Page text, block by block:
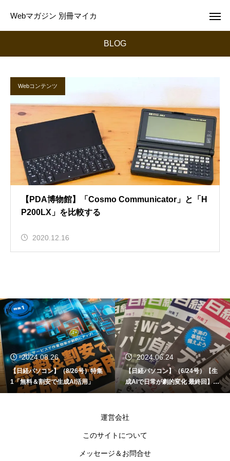
Webマガジン 別冊マイカ
BLOG
Webコンテンツ
【PDA博物館】「Cosmo Communicator」と「H
P200LX」を比較する
2020.12.16
2024.08.26
【日経パソコン】（8/26号）特集
1「無料＆割安で生成AI活用」
2024.06.24
【日経パソコン】（6/24号）【生
成AIで日常が劇的変化 最終回】 A
I時代のアプリケーション／サービ
運営会社
このサイトについて
メッセージ＆お問合せ